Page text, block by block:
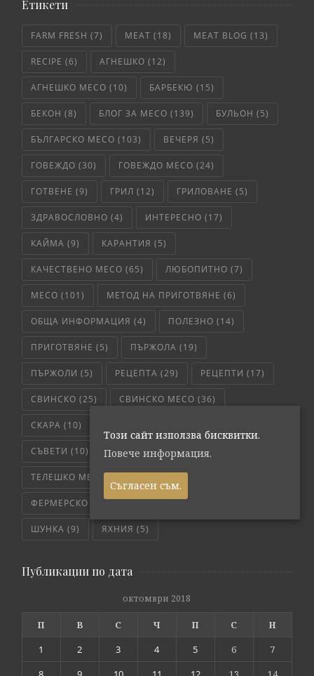
Етикети
FARM FRESH (7) MEAT (18) MEAT BLOG (13)
RECIPE (6) АГНЕШКО (12)
АГНЕШКО МЕСО (10) БАРБЕКЮ (15)
БЕКОН (8) БЛОГ ЗА МЕСО (139) БУЛЬОН (5)
БЪЛГАРСКО МЕСО (103) ВЕЧЕРЯ (5)
ГОВЕЖДО (30) ГОВЕЖДО МЕСО (24)
ГОТВЕНЕ (9) ГРИЛ (12) ГРИЛОВАНЕ (5)
ЗДРАВОСЛОВНО (4) ИНТЕРЕСНО (17)
КАЙМА (9) КАРАНТИЯ (5)
КАЧЕСТВЕНО МЕСО (65) ЛЮБОПИТНО (7)
МЕСО (101) МЕТОД НА ПРИГОТВЯНЕ (6)
ОБЩА ИНФОРМАЦИЯ (4) ПОЛЕЗНО (14)
ПРИГОТВЯНЕ (5) ПЪРЖОЛА (19)
ПЪРЖОЛИ (5) РЕЦЕПТА (29) РЕЦЕПТИ (17)
СВИНСКО (25) СВИНСКО МЕСО (36)
СКАРА (10)
СЪВЕТИ (10) ТЕЛЕШКО(7)
ТЕЛЕШКО МЕСО (8)
ФЕРМЕРСКО СВЕЖО(171) ЧЕРВЕНО МЕСО
ШУНКА (9) ЯХНИЯ (5)
Публикации по дата
октомври 2018
П В С Ч П С
Н
1
2 3 4 5 6
7
Този сайт използва бисквитки.
Повече информация.
Съгласен съм.